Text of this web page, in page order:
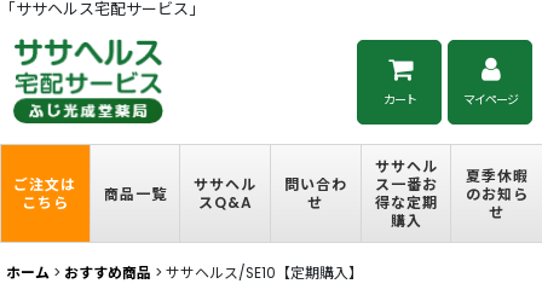
「ササヘルス宅配サービス」
カート マイページ
ご注文は
こちら
商品一覧
ササヘル
スQ&A
問い合わ
せ
ササヘル
ス一番お
得な定期
購入
夏季休暇
のお知ら
せ
ホーム > おすすめ商品 > ササヘルス/SE10【定期購入】